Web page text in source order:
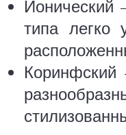
Ионический
типа легко
Коринфский